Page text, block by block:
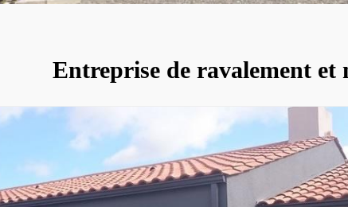
Entreprise de ravalement et